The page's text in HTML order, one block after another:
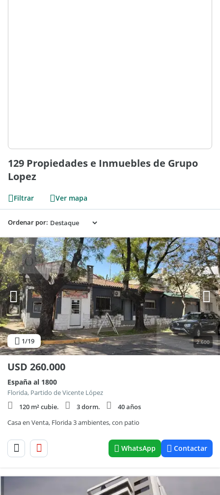
129 Propiedades e Inmuebles de Grupo
Lopez
Filtrar Ver mapa
Ordenar por:
1/19 2.600
USD 260.000
España al 1800
Florida, Partido de Vicente López
120 m² cubie.
3 dorm.
40 años
Casa en Venta, Florida 3 ambientes, con patio
WhatsApp Contactar